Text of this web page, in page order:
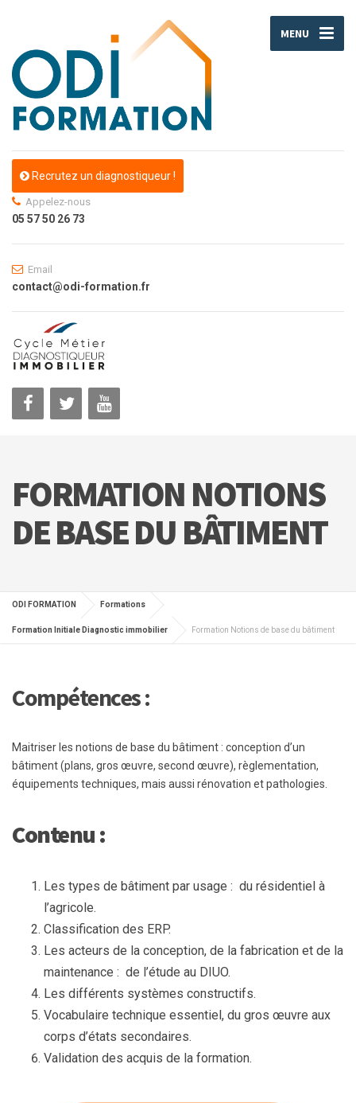
MENU
Recrutez un diagnostiqueur !
Appelez-nous
05 57 50 26 73
Email
contact@odi-formation.fr
FORMATION NOTIONS
DE BASE DU BÂTIMENT
ODI FORMATION Formations
Formation Initiale Diagnostic immobilier Formation Notions de base du bâtiment
Compétences :
Maitriser les notions de base du bâtiment : conception d’un
bâtiment (plans, gros œuvre, second œuvre), règlementation,
équipements techniques, mais aussi rénovation et pathologies.
Contenu :
Les types de bâtiment par usage : du résidentiel à
l’agricole.
Classification des ERP.
Les acteurs de la conception, de la fabrication et de la
maintenance : de l’étude au DIUO.
Les différents systèmes constructifs.
Vocabulaire technique essentiel, du gros œuvre aux
corps d’états secondaires.
Validation des acquis de la formation.